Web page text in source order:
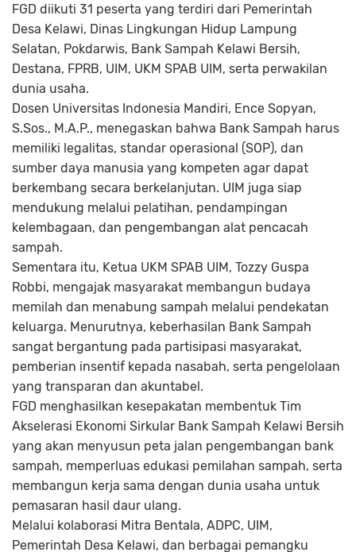
FGD diikuti 31 peserta yang terdiri dari Pemerintah
Desa Kelawi, Dinas Lingkungan Hidup Lampung
Selatan, Pokdarwis, Bank Sampah Kelawi Bersih,
Destana, FPRB, UIM, UKM SPAB UIM, serta perwakilan
dunia usaha.
Dosen Universitas Indonesia Mandiri, Ence Sopyan,
S.Sos., M.A.P., menegaskan bahwa Bank Sampah harus
memiliki legalitas, standar operasional (SOP), dan
sumber daya manusia yang kompeten agar dapat
berkembang secara berkelanjutan. UIM juga siap
mendukung melalui pelatihan, pendampingan
kelembagaan, dan pengembangan alat pencacah
sampah.
Sementara itu, Ketua UKM SPAB UIM, Tozzy Guspa
Robbi, mengajak masyarakat membangun budaya
memilah dan menabung sampah melalui pendekatan
keluarga. Menurutnya, keberhasilan Bank Sampah
sangat bergantung pada partisipasi masyarakat,
pemberian insentif kepada nasabah, serta pengelolaan
yang transparan dan akuntabel.
FGD menghasilkan kesepakatan membentuk Tim
Akselerasi Ekonomi Sirkular Bank Sampah Kelawi Bersih
yang akan menyusun peta jalan pengembangan bank
sampah, memperluas edukasi pemilahan sampah, serta
membangun kerja sama dengan dunia usaha untuk
pemasaran hasil daur ulang.
Melalui kolaborasi Mitra Bentala, ADPC, UIM,
Pemerintah Desa Kelawi, dan berbagai pemangku